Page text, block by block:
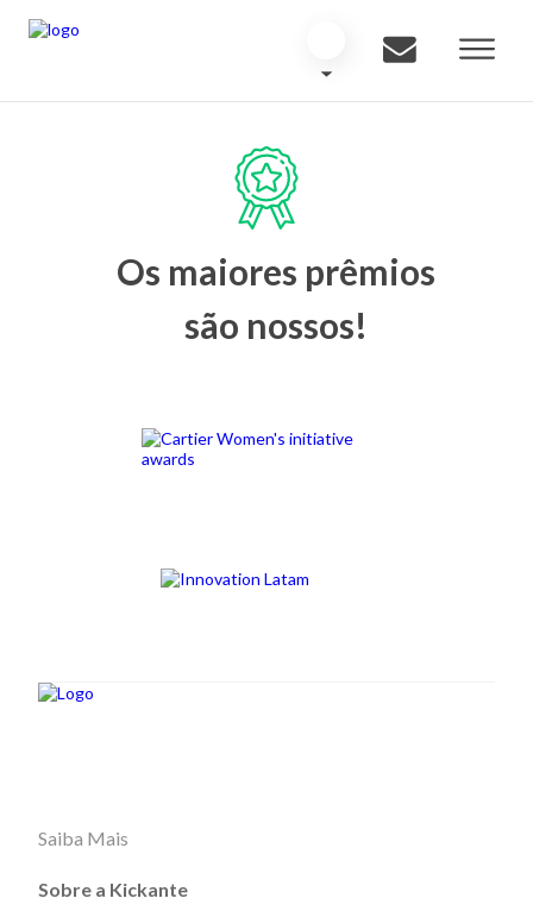
Os maiores prêmios
são nossos!
Saiba Mais
Sobre a Kickante